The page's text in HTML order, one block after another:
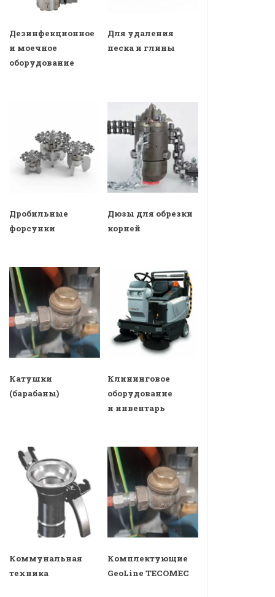
Дезинфекционное
и моечное
оборудование
Для удаления
песка и глины
Дробильные
форсунки
Дюзы для обрезки
корней
Катушки
(барабаны)
Клининговое
оборудование
и инвентарь
Коммунальная
техника
Комплектующие
GeoLine TECOMEC